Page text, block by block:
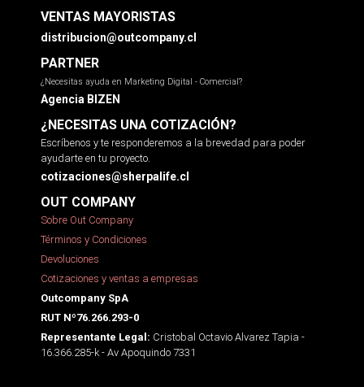
VENTAS MAYORISTAS
distribucion@outcompany.cl
PARTNER
¿Necesitas ayuda en Marketing Digital - Comercial?
Agencia BIZEN
¿NECESITAS UNA COTIZACIÓN?
Escríbenos y te responderemos a la brevedad para poder
ayudarte en tu proyecto.
cotizaciones@sherpalife.cl
OUT COMPANY
Sobre Out Company
Términos y Condiciones
Devoluciones
Cotizaciones y ventas a empresas
Outcompany SpA
RUT Nº76.266.293-0
Representante Legal: Cristobal Octavio Alvarez Tapia -
16.366.285-k - Av Apoquindo 7331